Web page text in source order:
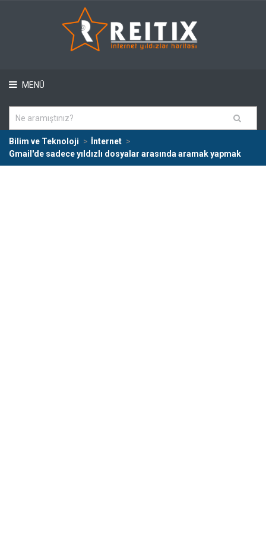
MENÜ
Bilim ve Teknoloji
İnternet
Gmail'de sadece yıldızlı dosyalar arasında aramak yapmak